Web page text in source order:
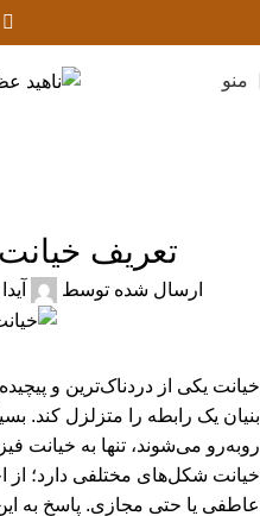
منو
تعریف
ارسال شده توسط
خیانت یکی از دردناک‌ترین و
بنیان یک رابطه را متزلزل کند.
روبه‌رو می‌شوند، تنها به خیانت
خیانت شکل‌های مختلفی دارد؛ از
عاطفی یا حتی مجازی. پاسخ به